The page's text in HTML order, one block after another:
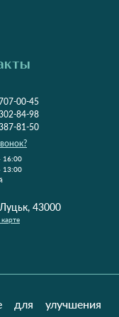
00-45
84-98
81-50
16:00
13:00
43000
для улучшения